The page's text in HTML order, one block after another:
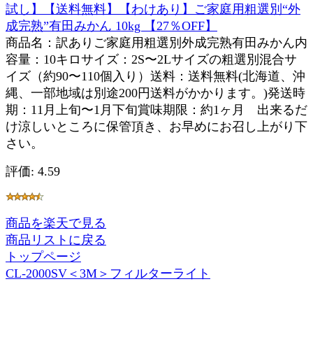
試し】【送料無料】【わけあり】ご家庭用粗選別“外
成完熟”有田みかん 10kg 【27％OFF】
商品名：訳ありご家庭用粗選別外成完熟有田みかん内
容量：10キロサイズ：2S〜2Lサイズの粗選別混合サ
イズ（約90〜110個入り）送料：送料無料(北海道、沖
縄、一部地域は別途200円送料がかかります。)発送時
期：11月上旬〜1月下旬賞味期限：約1ヶ月 出来るだ
け涼しいところに保管頂き、お早めにお召し上がり下
さい。
評価: 4.59
商品を楽天で見る
商品リストに戻る
トップページ
CL-2000SV＜3M＞フィルターライト